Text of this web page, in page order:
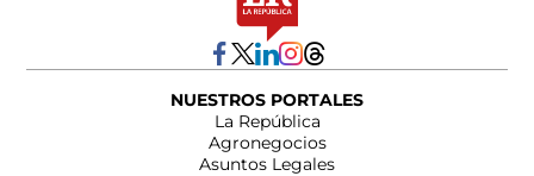
NUESTROS PORTALES
La República
Agronegocios
Asuntos Legales